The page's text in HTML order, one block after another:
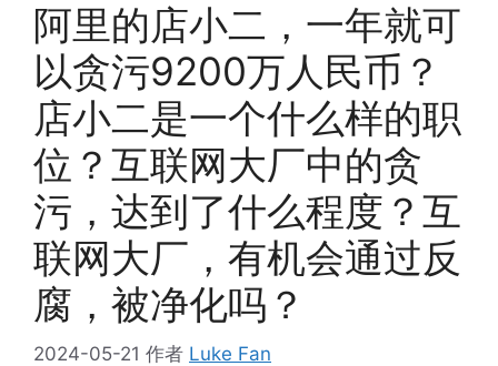
阿里的店小二，一年就可
以贪污9200万人民币？
店小二是一个什么样的职
位？互联网大厂中的贪
污，达到了什么程度？互
联网大厂，有机会通过反
腐，被净化吗？
2024-05-21 作者 Luke Fan